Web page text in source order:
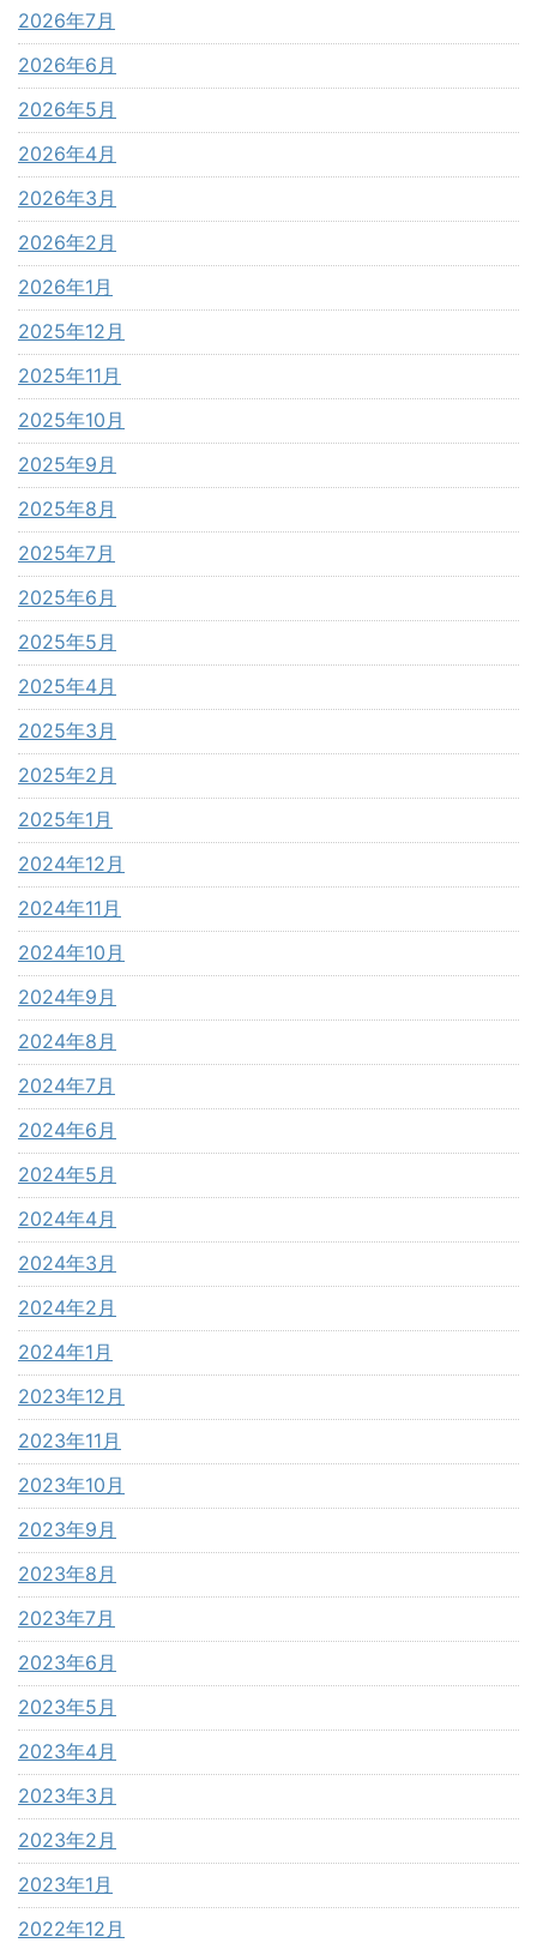
2026年7月
2026年6月
2026年5月
2026年4月
2026年3月
2026年2月
2026年1月
2025年12月
2025年11月
2025年10月
2025年9月
2025年8月
2025年7月
2025年6月
2025年5月
2025年4月
2025年3月
2025年2月
2025年1月
2024年12月
2024年11月
2024年10月
2024年9月
2024年8月
2024年7月
2024年6月
2024年5月
2024年4月
2024年3月
2024年2月
2024年1月
2023年12月
2023年11月
2023年10月
2023年9月
2023年8月
2023年7月
2023年6月
2023年5月
2023年4月
2023年3月
2023年2月
2023年1月
2022年12月